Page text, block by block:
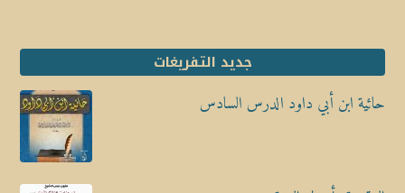
جديد التفريغات
حائية ابن أبي داود الدرس السادس